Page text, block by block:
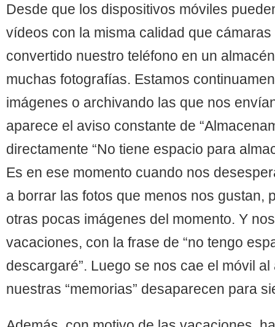
Desde que los dispositivos móviles
vídeos con la misma calidad que
convertido nuestro teléfono en un
muchas fotografías. Estamos
imágenes o archivando las que nos
aparece el aviso constante de
directamente “No tiene espacio para
Es en ese momento cuando nos
a borrar las fotos que menos nos gustan,
otras pocas imágenes del momento. Y
vacaciones, con la frase de “no tengo
descargaré”. Luego se nos cae el móvil
nuestras “memorias” desaparecen para